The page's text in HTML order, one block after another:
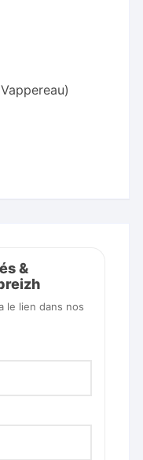
&
le lien dans nos